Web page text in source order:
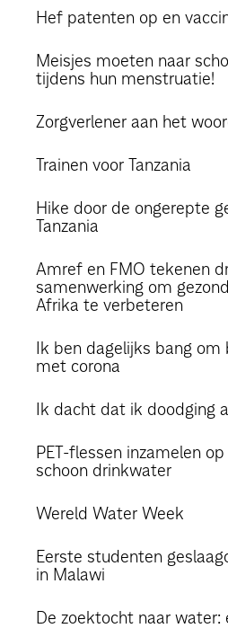
Hef patenten op en
Meisjes moeten naar
tijdens hun menstruatie!
Zorgverlener aan het
Trainen voor Tanzania
Hike door de ongerepte
Tanzania
Amref en FMO tekenen
samenwerking om
Afrika te verbeteren
Ik ben dagelijks bang
met corona
Ik dacht dat ik doodging
PET-flessen inzamelen
schoon drinkwater
Wereld Water Week
Eerste studenten
in Malawi
De zoektocht naar water: